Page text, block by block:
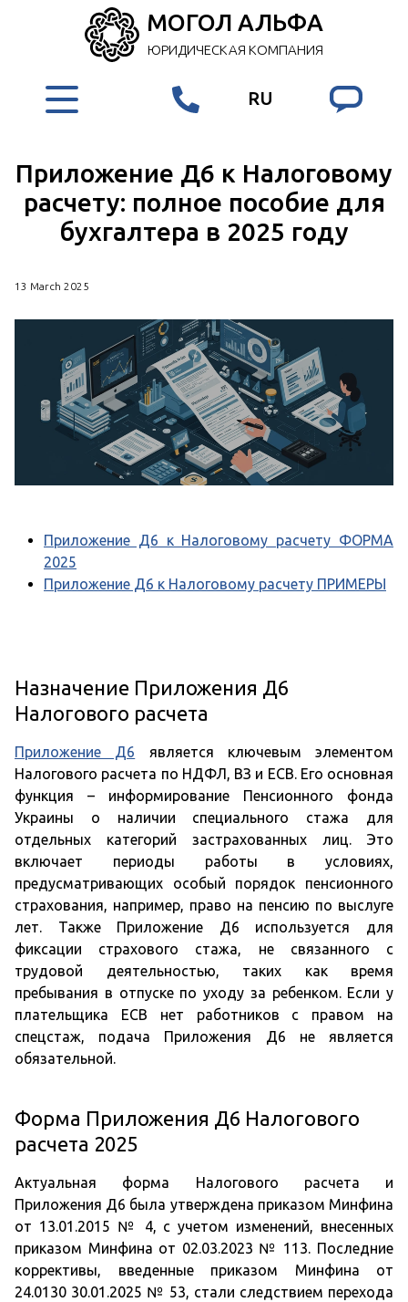
МОГОЛ АЛЬФА
ЮРИДИЧЕСКАЯ КОМПАНИЯ
RU
Приложение Д6 к Налоговому
расчету: полное пособие для
бухгалтера в 2025 году
13 March 2025
Приложение Д6 к Налоговому расчету ФОРМА
2025
Приложение Д6 к Налоговому расчету ПРИМЕРЫ
Назначение Приложения Д6
Налогового расчета
Приложение Д6 является ключевым элементом
Налогового расчета по НДФЛ, ВЗ и ЕСВ. Его основная
функция – информирование Пенсионного фонда
Украины о наличии специального стажа для
отдельных категорий застрахованных лиц. Это
включает периоды работы в условиях,
предусматривающих особый порядок пенсионного
страхования, например, право на пенсию по выслуге
лет. Также Приложение Д6 используется для
фиксации страхового стажа, не связанного с
трудовой деятельностью, таких как время
пребывания в отпуске по уходу за ребенком. Если у
плательщика ЕСВ нет работников с правом на
спецстаж, подача Приложения Д6 не является
обязательной.
Форма Приложения Д6 Налогового
расчета 2025
Актуальная форма Налогового расчета и
Приложения Д6 была утверждена приказом Минфина
от 13.01.2015 № 4, с учетом изменений, внесенных
приказом Минфина от 02.03.2023 № 113. Последние
коррективы, введенные приказом Минфина от
24.0130 30.01.2025 № 53, стали следствием перехода